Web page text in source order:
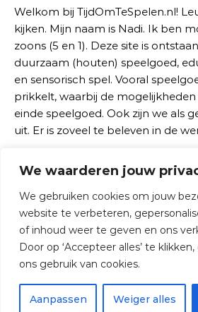
We waarderen jouw
We gebruiken cookies om jouw
website te verbeteren,
of inhoud weer te geven en ons
Door op ‘Accepteer alles’ te
ons gebruik van cookies.
Aanpassen Weiger alles
Welkom bij TijdOmTeSpelen.nl!
kijken. Mijn naam is Nadi. Ik ben
zoons (5 en 1). Deze site is
duurzaam (houten) speelgoed,
en sensorisch spel. Vooral
prikkelt, waarbij de
einde speelgoed. Ook zijn we als
uit. Er is zoveel te beleven in de
© 2026
Graceful Theme by